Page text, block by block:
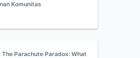
Komunitas
The Parachute Paradox: What